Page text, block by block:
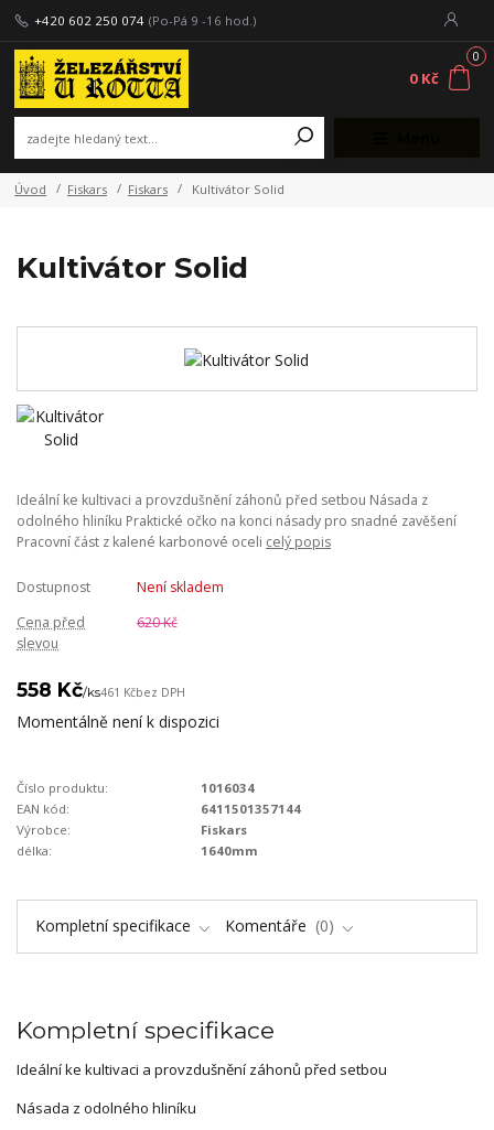
+420 602 250 074 (Po-Pá 9 -16 hod.)
0
0 Kč
Úvod Fiskars Fiskars Kultivátor Solid
Kultivátor Solid
Ideální ke kultivaci a provzdušnění záhonů před setbou Násada z
odolného hliníku Praktické očko na konci násady pro snadné zavěšení
Pracovní část z kalené karbonové oceli celý popis
Dostupnost
Není skladem
Cena před
slevou
620 Kč
558 Kč/ks461 Kčbez DPH
Momentálně není k dispozici
Číslo produktu:
1016034
EAN kód:
6411501357144
Výrobce:
Fiskars
délka:
1640mm
Kompletní specifikace Komentáře 0
Kompletní specifikace
Ideální ke kultivaci a provzdušnění záhonů před setbou
Násada z odolného hliníku